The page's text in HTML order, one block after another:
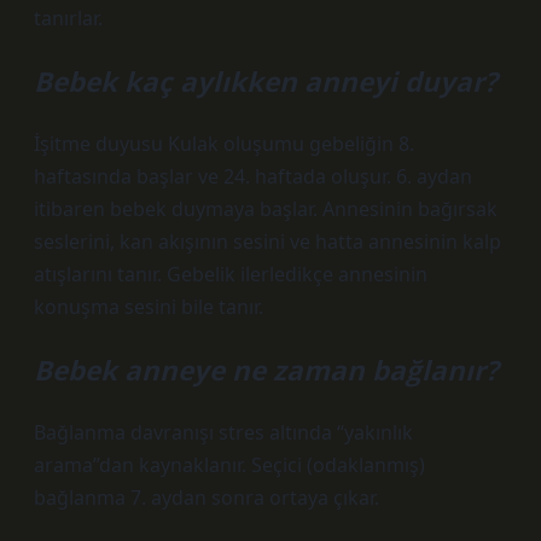
tanırlar.
Bebek kaç aylıkken anneyi duyar?
İşitme duyusu Kulak oluşumu gebeliğin 8.
haftasında başlar ve 24. haftada oluşur. 6. aydan
itibaren bebek duymaya başlar. Annesinin bağırsak
seslerini, kan akışının sesini ve hatta annesinin kalp
atışlarını tanır. Gebelik ilerledikçe annesinin
konuşma sesini bile tanır.
Bebek anneye ne zaman bağlanır?
Bağlanma davranışı stres altında “yakınlık
arama”dan kaynaklanır. Seçici (odaklanmış)
bağlanma 7. aydan sonra ortaya çıkar.